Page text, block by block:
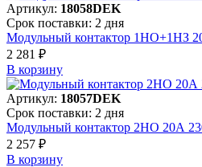
Артикул: 18058DEK
Срок поставки: 2 дня
Модульный контактор 1НО+1НЗ
2 281 ₽
В корзинy
Артикул: 18057DEK
Срок поставки: 2 дня
Модульный контактор 2НО 20А
2 257 ₽
В корзинy